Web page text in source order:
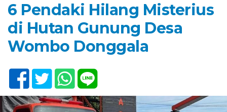
6 Pendaki Hilang Misterius
di Hutan Gunung Desa
Wombo Donggala